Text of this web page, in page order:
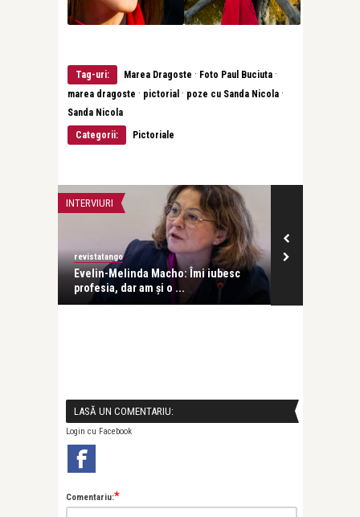
Tag-uri: Marea Dragoste · Foto Paul Buciuta ·
marea dragoste · pictorial · poze cu Sanda Nicola ·
Sanda Nicola
Categorii:
Pictoriale
INTERVIURI
revistatango
Evelin-Melinda Macho: Îmi iubesc
profesia, dar am și o ...
LASĂ UN COMENTARIU:
Login cu Facebook
Comentariu:*